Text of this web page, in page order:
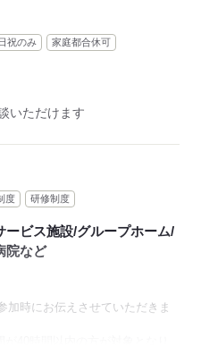
ます
」など
たします。
ります。
る
祝のみ
家庭都合休可
いただけます
度 研修制度
ービス施設/グループホーム/
院など
時にお伝えさせていただきま